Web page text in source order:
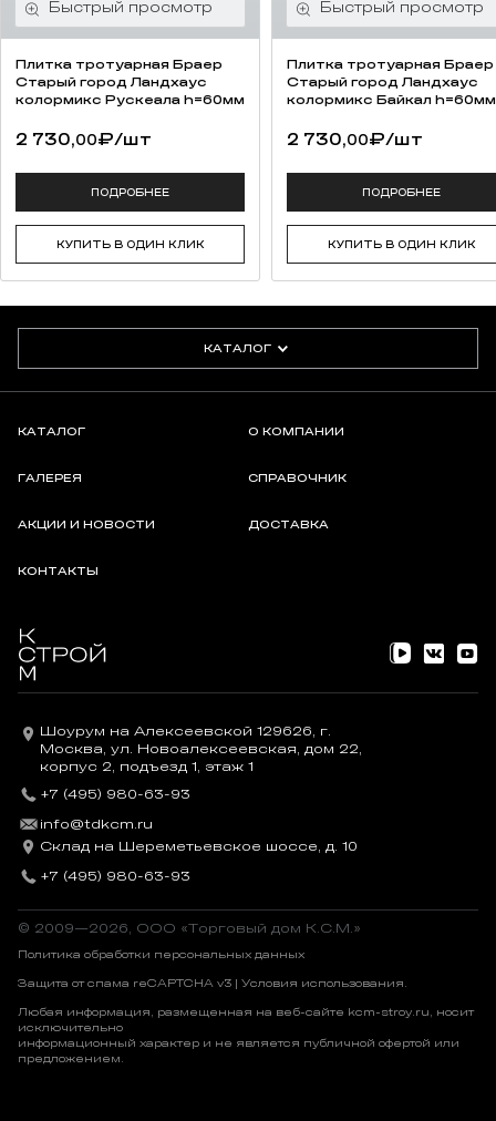
Плитка тротуарная Браер
Старый город Ландхаус
колормикс Рускеала h=60мм
2 730,00₽/шт
ПОДРОБНЕЕ
КУПИТЬ В ОДИН КЛИК
Плитка тротуарная Браер
Старый город Ландхаус
колормикс Байкал h=60мм
2 730,00₽/шт
ПОДРОБНЕЕ
КУПИТЬ В ОДИН КЛИК
КАТАЛОГ
КАТАЛОГ О КОМПАНИИ
ГАЛЕРЕЯ СПРАВОЧНИК
АКЦИИ И НОВОСТИ ДОСТАВКА
КОНТАКТЫ
Шоурум на Алексеевской 129626, г.
Москва, ул. Новоалексеевская, дом 22,
корпус 2, подъезд 1, этаж 1
+7 (495) 980-63-93
info@tdkcm.ru
Склад на Шереметьевское шоссе, д. 10
+7 (495) 980-63-93
© 2009—2026, OOO «Торговый дом К.С.М.»
Политика обработки персональных данных
Защита от спама reCAPTCHA v3 | Условия использования.
Любая информация, размещенная на веб-сайте kcm-stroy.ru, носит
исключительно
информационный характер и не является публичной офертой или
предложением.